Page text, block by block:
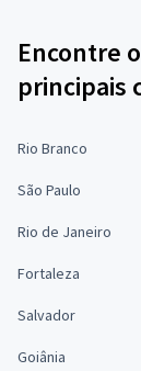
Encontre
principais
Rio Branco
São Paulo
Rio de Janeiro
Fortaleza
Salvador
Goiânia